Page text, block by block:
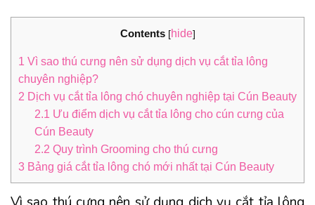
Contents [hide]
1 Vì sao thú cưng nên sử dụng dịch vụ cắt tỉa lông
chuyên nghiệp?
2 Dịch vụ cắt tỉa lông chó chuyên nghiệp tại Cún Beauty
2.1 Ưu điểm dịch vụ cắt tỉa lông cho cún cưng của
Cún Beauty
2.2 Quy trình Grooming cho thú cưng
3 Bảng giá cắt tỉa lông chó mới nhất tại Cún Beauty